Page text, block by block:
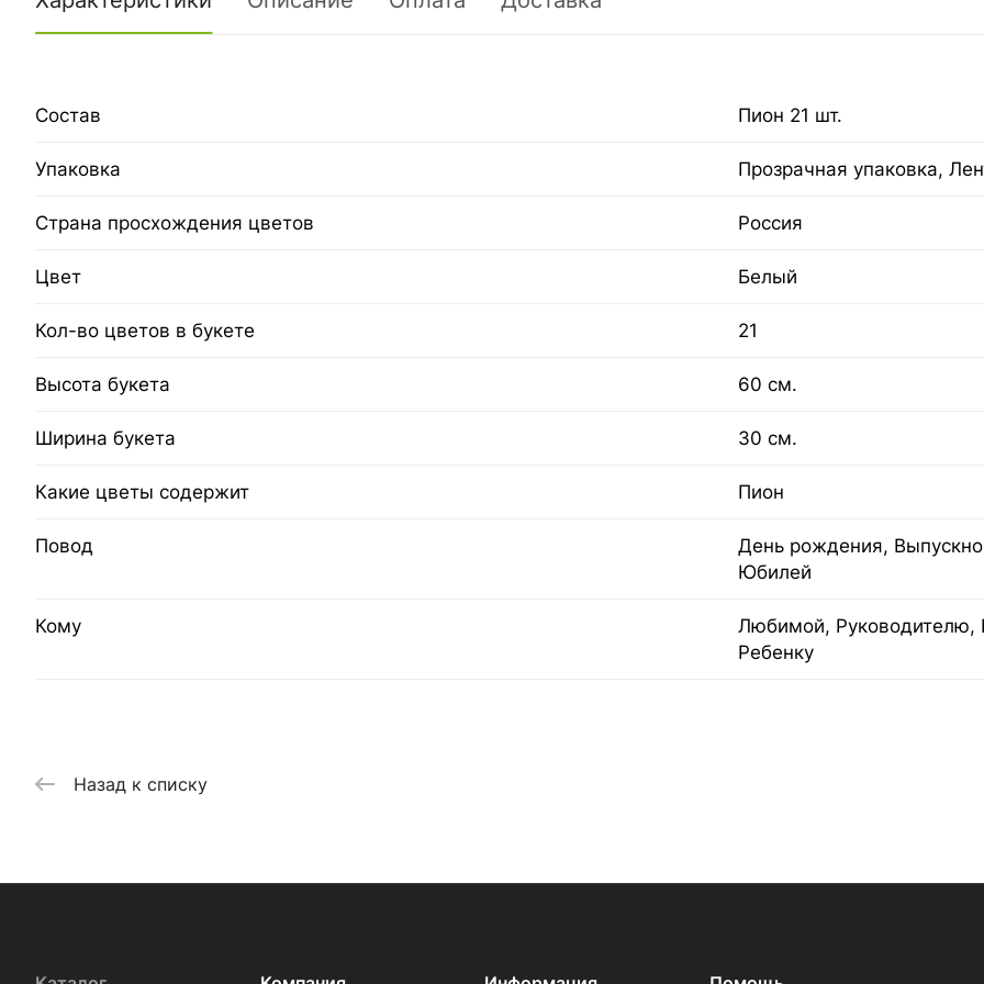
Состав Пион 21 шт.
Упаковка Прозрачная упаковка,
Страна просхождения цветов Россия
Цвет Белый
Кол-во цветов в букете 21
Высота букета 60 см.
Ширина букета 30 см.
Какие цветы содержит Пион
Повод
День рождения,
Юбилей
Кому
Любимой,
Ребенку
Назад к списку